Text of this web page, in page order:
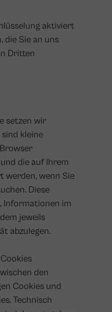
aktiviert
die Sie an uns
Dritten
setzen wir
sind kleine
die auf Ihrem
werden, wenn Sie
Diese
Informationen im
jeweils
abzulegen.
den
Cookies und
Technisch